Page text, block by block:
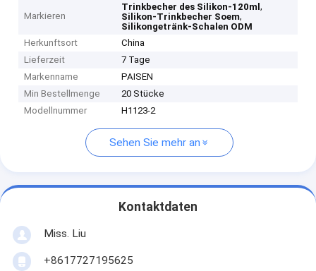
Markieren
Trinkbecher des Silikon-120ml,
Silikon-Trinkbecher Soem,
Silikongetränk-Schalen ODM
Herkunftsort
China
Lieferzeit
7 Tage
Markenname
PAISEN
Min Bestellmenge
20 Stücke
Modellnummer
H1123-2
Sehen Sie mehr an
Kontaktdaten
Miss. Liu
+8617727195625